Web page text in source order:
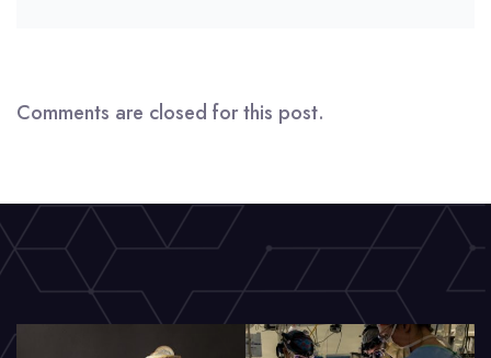
Comments are closed for this post.